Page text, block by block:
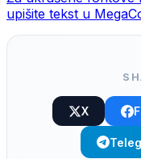
upišite tekst u
X